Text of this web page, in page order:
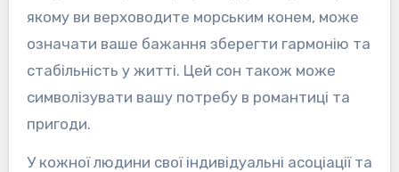
якому ви верховодите морським конем, може
означати ваше бажання зберегти гармонію та
стабільність у житті. Цей сон також може
символізувати вашу потребу в романтиці та
пригоди.
У кожної людини свої індивідуальні асоціації та